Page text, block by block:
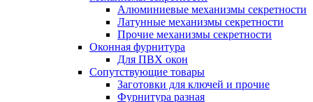
Алюминиевые механизмы секретности
Латунные механизмы секретности
Прочие механизмы секретности
Оконная фурнитура
Для ПВХ окон
Сопутствующие товары
Заготовки для ключей и прочие
Фурнитура разная